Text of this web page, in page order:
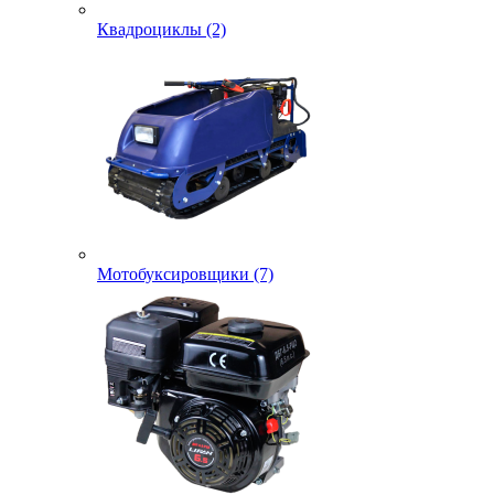
Квадроциклы (2)
Мотобуксировщики (7)